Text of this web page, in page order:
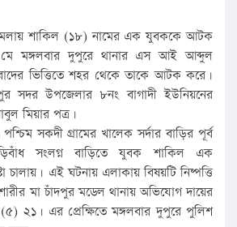
শাকিল (১৮) নামের এক যুবককে আটক
মঙ্গলবার দুপুরে থানার এস আই আব্দুল
ভিত্তিতে শহর থেকে তাকে আটক করে।
উপজেলার ৮নং বাগাদী ইউনিয়নের
মিয়ার পত্র।
সকদী গ্রামের খালেক সর্দার বাড়ির পূর্ব
সংলগ্ন বাড়িতে যুবক শাকিল এক
চালায়। এই ঘটনায় এলাকায় বিষয়টি নিষ্পত্তি
মা চাঁদপুর মডেল থানায় অভিযোগ দায়ের
২১। এর প্রেক্ষিতে মঙ্গলবার দুপুরে পুলিশ